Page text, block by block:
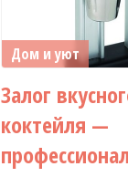
Дом и уют
Залог
коктейля —